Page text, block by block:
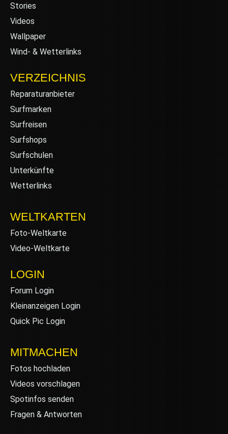
Stories
Videos
Wallpaper
Wind- & Wetterlinks
VERZEICHNIS
Reparaturanbieter
Surfmarken
Surfreisen
Surfshops
Surfschulen
Unterkünfte
Wetterlinks
WELTKARTEN
Foto-Weltkarte
Video-Weltkarte
LOGIN
Forum Login
Kleinanzeigen Login
Quick Pic Login
MITMACHEN
Fotos hochladen
Videos vorschlagen
Spotinfos senden
Fragen & Antworten